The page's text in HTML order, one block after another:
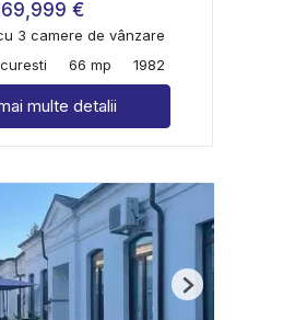
€
3 camere de vânzare
66 mp 1982
multe detalii
Next